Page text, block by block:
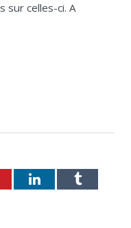
sur celles-ci. A
LinkedInTumblr